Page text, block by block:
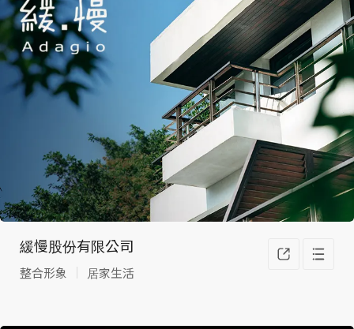
滿足
您網
緩慢股份有限公司
整合形象 居家生活